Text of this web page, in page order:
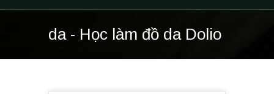
da - Học làm đồ da Dolio